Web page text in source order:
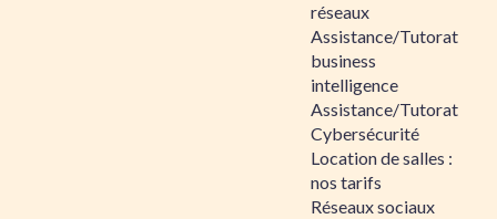
réseaux
Assistance/Tutorat
business
intelligence
Assistance/Tutorat
Cybersécurité
Location de salles :
nos tarifs
Réseaux sociaux